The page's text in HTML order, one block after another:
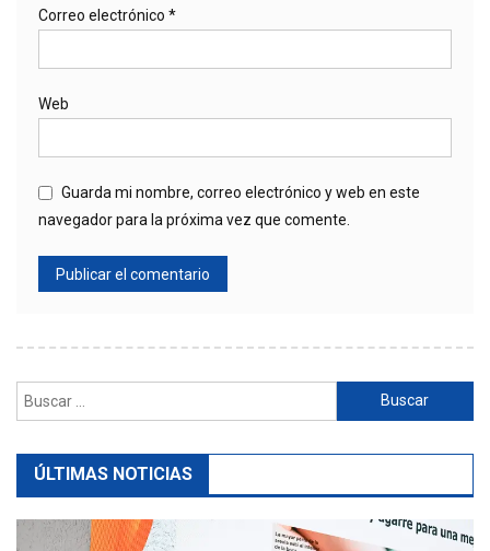
Correo electrónico *
Web
Guarda mi nombre, correo electrónico y web en este
navegador para la próxima vez que comente.
Buscar:
ÚLTIMAS NOTICIAS